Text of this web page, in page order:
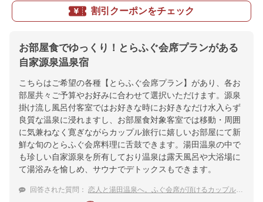
割引クーポンをチェック
お部屋食でゆっくり！とらふぐ会席プランがある
自家源泉温泉宿
こちらはご希望の各種【とらふぐ会席プラン】があり、各お
部屋共々ご予算やお好みに合わせて選択いただけます。源泉
掛け流し風呂付客室ではお好きな時にお好きなだけ水入らず
良質な温泉に浸れますし、お部屋食対象客室では移動・周囲
に気兼ねなく寛ぎながらカップル旅行に嬉しいお部屋にて新
鮮な旬のとらふぐ会席料理に舌鼓できます。湯田温泉の中で
も珍しい自家源泉を所有しており温泉は露天風呂や大浴場に
て湯浴みを愉しめ、サウナでデトックスもできます。
回答された質問： 恋人と湯田温泉へ。ふぐ会席が頂けるカップルにおすすめの温泉宿は？